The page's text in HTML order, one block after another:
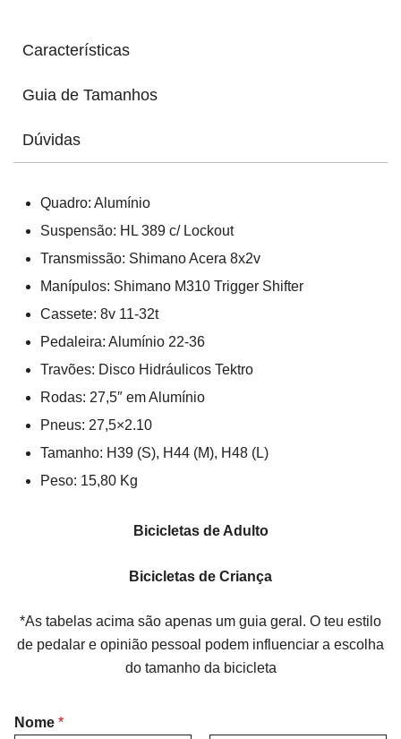
Características
Guia de Tamanhos
Dúvidas
Quadro: Alumínio
Suspensão: HL 389 c/ Lockout
Transmissão: Shimano Acera 8x2v
Manípulos: Shimano M310 Trigger Shifter
Cassete: 8v 11-32t
Pedaleira: Alumínio 22-36
Travões: Disco Hidráulicos Tektro
Rodas: 27,5″ em Alumínio
Pneus: 27,5×2.10
Tamanho: H39 (S), H44 (M), H48 (L)
Peso: 15,80 Kg
Bicicletas de Adulto
Bicicletas de Criança
*As tabelas acima são apenas um guia geral. O teu estilo
de pedalar e opinião pessoal podem influenciar a escolha
do tamanho da bicicleta
Nome *